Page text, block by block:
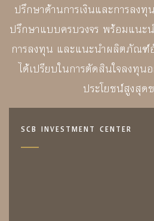
ปรึกษาด้านการเงินและการลง
ปรึกษาแบบครบวงจร พร้อมแนะ
การลงทุน และแนะนำผลิตภัณฑ์
ได้เปรียบในการตัดสินใจลงทุ
ประโยชน์สูงสุด
SCB INVESTMENT CENTER